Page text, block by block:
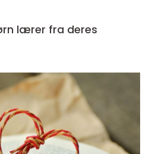
lærer fra deres